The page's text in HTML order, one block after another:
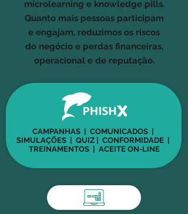
microlearning e knowledge pills.
Quanto mais pessoas participam
e engajam, reduzimos os riscos
do negócio e perdas financeiras,
operacional e de reputação.
CAMPANHAS | COMUNICADOS |
SIMULAÇÕES | QUIZ | CONFORMIDADE |
TREINAMENTOS | ACEITE ON-LINE